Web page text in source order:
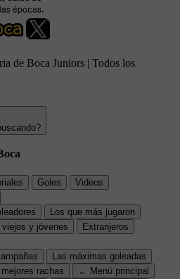
de Boca Juniors | Todos los
Goles
Videos
Los que más jugaron
viejos y jóvenes
Extranjeros
Las máximas goleadas
mejores rachas
← Menú principal